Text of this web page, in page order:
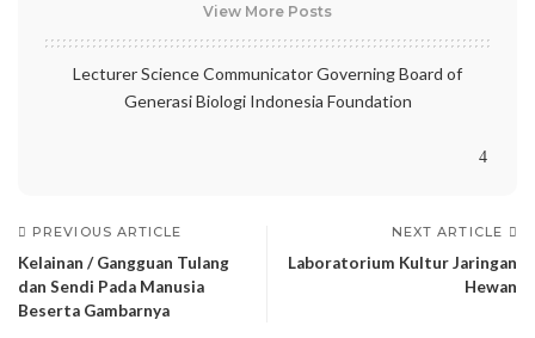
View More Posts
Lecturer Science Communicator Governing Board of
Generasi Biologi Indonesia Foundation
PREVIOUS ARTICLE
Kelainan / Gangguan Tulang
dan Sendi Pada Manusia
Beserta Gambarnya
NEXT ARTICLE
Laboratorium Kultur Jaringan
Hewan